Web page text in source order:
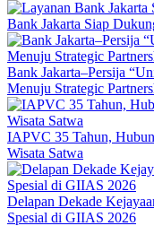
Bank Jakarta Siap
Bank Jakarta–Persija
Menuju Strategic
IAPVC 35 Tahun,
Wisata Satwa
Delapan Dekade
Spesial di GIIAS 2026